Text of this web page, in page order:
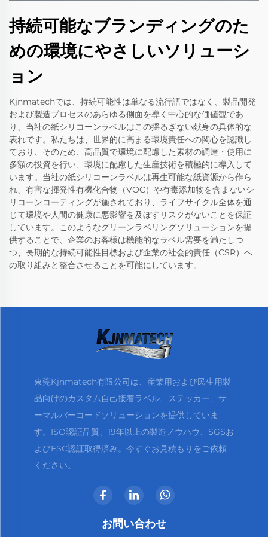
持続可能なブランディングのた
めの環境にやさしいソリューシ
ョン
Kjnmatechでは、持続可能性は単なる流行語ではなく、製品開発
および製造プロセスのあらゆる側面を導く中心的な価値観であ
り、当社の紙シリコーンラベルはこの揺るぎない献身の具体的な
表れです。私たちは、世界的に高まる環境責任への関心を認識し
ており、そのため、高品質で環境に配慮した素材の調達・使用に
多額の投資を行い、環境に配慮した生産技術を積極的に導入して
います。当社の紙シリコーンラベルは再生可能な紙資源から作ら
れ、有害な揮発性有機化合物（VOC）や有毒添加物を含まないシ
リコーンコーティングが施されており、ライフサイクル全体を通
じて環境や人間の健康に悪影響を及ぼすリスクがないことを保証
しています。このようなグリーンラベリングソリューションを提
供することで、企業のお客様は機能的なラベル需要を満たしつ
つ、長期的な持続可能性目標および企業の社会的責任（CSR）へ
の取り組みと整合させることを可能にしています。
東莞Kjnmatech有限公司は、産業用および民生用製
品向けのカスタム自己接着ラベル、ステッカー、サ
ーマルバーコードソリューションを提供していま
す。ISO認証品質、19年以上の製造ノウハウ、SGSお
よびFSC認証取得済み。今すぐお見積もりをご依頼
ください。
お問い合わせ